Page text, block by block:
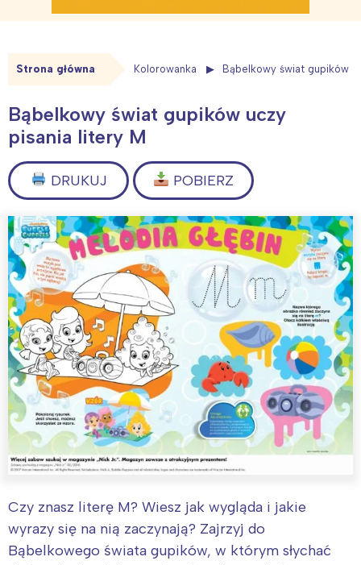
Strona główna Kolorowanka Bąbelkowy świat gupików
Bąbelkowy świat gupików uczy
pisania litery M
DRUKUJ POBIERZ
Czy znasz literę M? Wiesz jak wygląda i jakie
wyrazy się na nią zaczynają? Zajrzyj do
Bąbelkowego świata gupików, w którym słychać